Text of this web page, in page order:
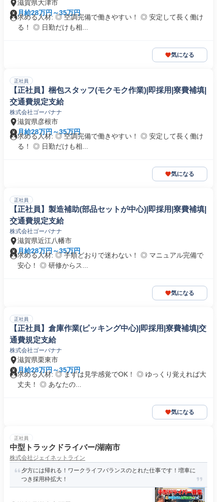
滋賀県大津市
月給28万円～35万円
求める人材: ◎ 空調完備で働きやすい！ ◎ 安定して長く働け
る！ ◎ 日勤だけも相...
気になる
正社員
【正社員】梱包スタッフ(モクモク作業)|即採用|寮費補填|
交通費規定支給
株式会社ゴーバナナ
滋賀県彦根市
月給28万円～35万円
求める人材: ◎ 空調完備で働きやすい！ ◎ 安定して長く働け
る！ ◎ 日勤だけも相...
気になる
正社員
【正社員】製造補助(部品セットが中心)|即採用|寮費補填|
交通費規定支給
株式会社ゴーバナナ
滋賀県近江八幡市
月給28万円～35万円
求める人材: ◎ 手順どおりで迷わない！ ◎ マニュアル完備で
安心！ ◎ 研修からス...
気になる
正社員
【正社員】倉庫作業(ピッキング中心)|即採用|寮費補填|交
通費規定支給
株式会社ゴーバナナ
滋賀県栗東市
月給28万円～35万円
求める人材: ◎ まずは見学感覚でOK！ ◎ ゆっくり覚えれば大
丈夫！ ◎ あなたの...
気になる
正社員
中型トラックドライバー/湖南市
株式会社ジェイネットライン
夕方には帰れる！ワークライフバランスのとれた仕事です！増車に
つき採用枠拡大！